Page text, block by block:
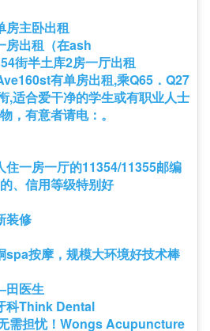
房主卧出租
房出租（在ash
街半土库2房一厅出租
有单房出租,乘Q65．Q27
,适合爱干净的学生或有职业人士
，有意者请电：。
住一房一厅的11354/11355邮编
、信用等级特别好
装修
spa按摩，规模大环境好技术棒
田医生
科Think Dental
需担忧！Wongs Acupuncture